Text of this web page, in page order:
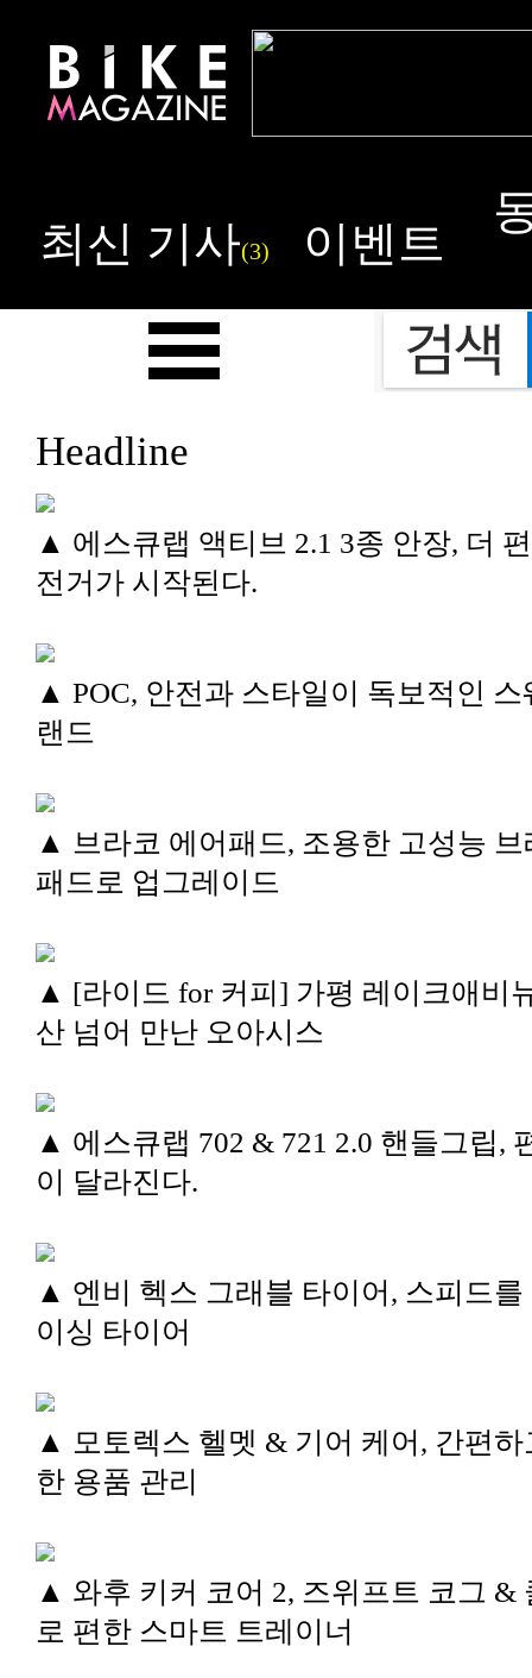
최신 기사(3) 이벤트
Headline
▲ 에스큐랩 액티브 2.1 3종 안장, 더
전거가 시작된다.
▲ POC, 안전과 스타일이 독보적인 스
랜드
▲ 브라코 에어패드, 조용한 고성능 브
패드로 업그레이드
▲ [라이드 for 커피] 가평 레이크애비
산 넘어 만난 오아시스
▲ 에스큐랩 702 & 721 2.0 핸들그립,
이 달라진다.
▲ 엔비 헥스 그래블 타이어, 스피드를
이싱 타이어
▲ 모토렉스 헬멧 & 기어 케어, 간편하
한 용품 관리
▲ 와후 키커 코어 2, 즈위프트 코그 &
로 편한 스마트 트레이너